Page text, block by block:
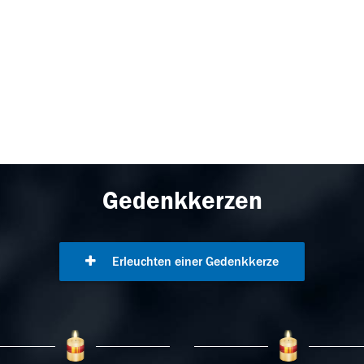
Gedenkkerzen
Erleuchten einer Gedenkkerze